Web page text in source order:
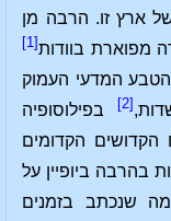
ארץ זו. הרבה מן
מפוארת בוודות[1]
הטבע המדעי העמוק
[2]
בפילוסופיה
הקדושים הקדומים
בהרבה ביופיין על
שנכתב בזמנים